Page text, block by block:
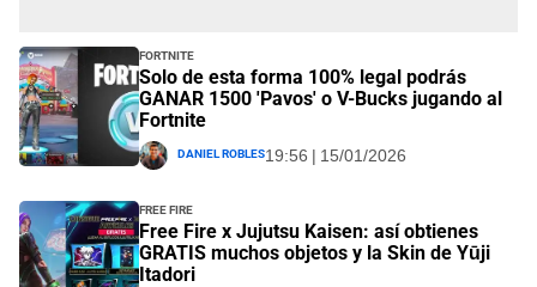
Fortnite
Solo de esta forma 100% legal podrás
GANAR 1500 'Pavos' o V-Bucks jugando al
Fortnite
Daniel Robles19:56 | 15/01/2026
Free Fire
Free Fire x Jujutsu Kaisen: así obtienes
GRATIS muchos objetos y la Skin de Yūji
Itadori